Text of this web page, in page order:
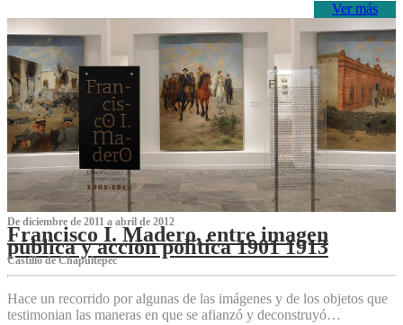
Ver más
De diciembre de 2011 a abril de 2012
Francisco I. Madero, entre imagen
pública y acción política 1901 1913
Castillo de Chapultepec
Hace un recorrido por algunas de las imágenes y de los objetos que
testimonian las maneras en que se afianzó y deconstruyó…